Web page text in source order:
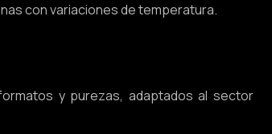
con variaciones de temperatura.
y purezas, adaptados al sector